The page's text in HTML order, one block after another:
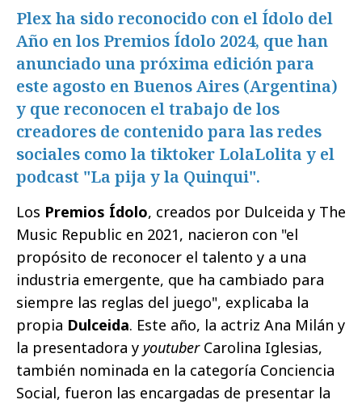
Plex ha sido reconocido con el Ídolo del
Año en los Premios Ídolo 2024, que han
anunciado una próxima edición para
este agosto en Buenos Aires (Argentina)
y que reconocen el trabajo de los
creadores de contenido para las redes
sociales como la tiktoker LolaLolita y el
podcast "La pija y la Quinqui".
Los Premios Ídolo, creados por Dulceida y The
Music Republic en 2021, nacieron con "el
propósito de reconocer el talento y a una
industria emergente, que ha cambiado para
siempre las reglas del juego", explicaba la
propia Dulceida. Este año, la actriz Ana Milán y
la presentadora y youtuber Carolina Iglesias,
también nominada en la categoría Conciencia
Social, fueron las encargadas de presentar la